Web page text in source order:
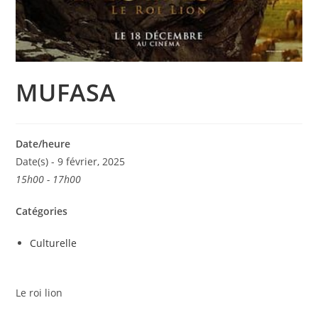
MUFASA
Date/heure
Date(s) - 9 février, 2025
15h00 - 17h00
Catégories
Culturelle
Le roi lion